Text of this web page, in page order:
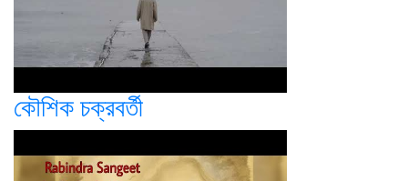
কৌশিক চক্রবর্তী